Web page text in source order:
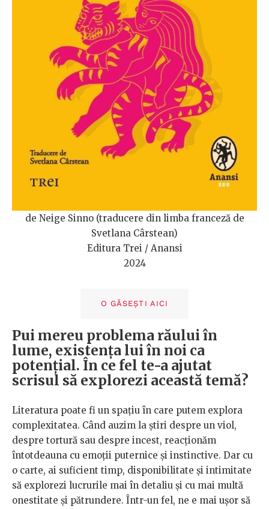
de Neige Sinno (traducere din limba franceză de
Svetlana Cârstean)
Editura Trei / Anansi
2024
O GĂSEȘTI AICI
Pui mereu problema răului în
lume, existența lui în noi ca
potențial. În ce fel te-a ajutat
scrisul să explorezi această temă?
Literatura poate fi un spațiu în care putem explora
complexitatea. Când auzim la știri despre un viol,
despre tortură sau despre incest, reacționăm
întotdeauna cu emoții puternice și instinctive. Dar cu
o carte, ai suficient timp, disponibilitate și intimitate
să explorezi lucrurile mai în detaliu și cu mai multă
onestitate și pătrundere. Într-un fel, ne e mai ușor să